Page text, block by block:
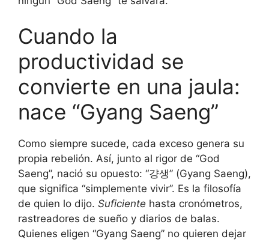
Cuando la
productividad se
convierte en una jaula:
nace “Gyang Saeng”
Como siempre sucede, cada exceso genera su
propia rebelión. Así, junto al rigor de “God
Saeng”, nació su opuesto: “걍생” (Gyang Saeng),
que significa “simplemente vivir”. Es la filosofía
de quien lo dijo. Suficiente hasta cronómetros,
rastreadores de sueño y diarios de balas.
Quienes eligen “Gyang Saeng” no quieren dejar